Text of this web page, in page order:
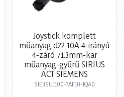
Joystick komplett
műanyag d22 10A 4-irányú
4-záró 71.3mm-kar
műanyag-gyűrű SIRIUS
ACT SIEMENS
SIE3SU1100-7AF10-1QA0